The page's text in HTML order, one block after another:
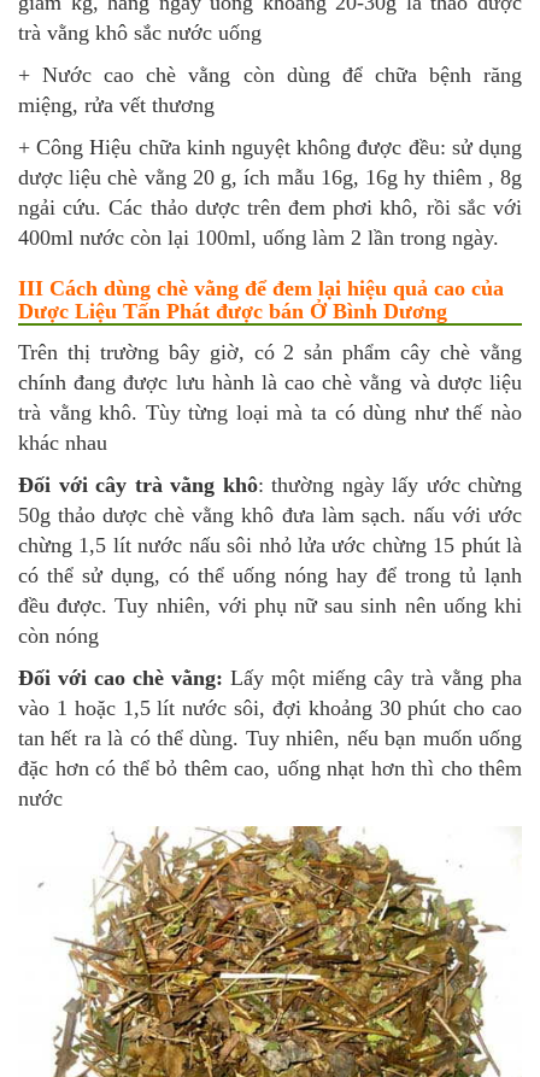
trà vằng khô sắc nước uống
+ Nước cao chè vằng còn dùng để chữa bệnh răng
miệng, rửa vết thương
+ Công Hiệu chữa kinh nguyệt không được đều: sử dụng
dược liệu chè vằng 20 g, ích mẫu 16g, 16g hy thiêm , 8g
ngải cứu. Các thảo dược trên đem phơi khô, rồi sắc với
400ml nước còn lại 100ml, uống làm 2 lần trong ngày.
III Cách dùng chè vằng để đem lại hiệu quả cao của
Dược Liệu Tấn Phát được bán Ở Bình Dương
Trên thị trường bây giờ, có 2 sản phẩm cây chè vằng
chính đang được lưu hành là cao chè vằng và dược liệu
trà vằng khô. Tùy từng loại mà ta có dùng như thế nào
khác nhau
Đối với cây trà vằng khô: thường ngày lấy ước chừng
50g thảo dược chè vằng khô đưa làm sạch. nấu với ước
chừng 1,5 lít nước nấu sôi nhỏ lửa ước chừng 15 phút là
có thể sử dụng, có thể uống nóng hay để trong tủ lạnh
đều được. Tuy nhiên, với phụ nữ sau sinh nên uống khi
còn nóng
Đối với cao chè vằng: Lấy một miếng cây trà vằng pha
vào 1 hoặc 1,5 lít nước sôi, đợi khoảng 30 phút cho cao
tan hết ra là có thể dùng. Tuy nhiên, nếu bạn muốn uống
đặc hơn có thể bỏ thêm cao, uống nhạt hơn thì cho thêm
nước